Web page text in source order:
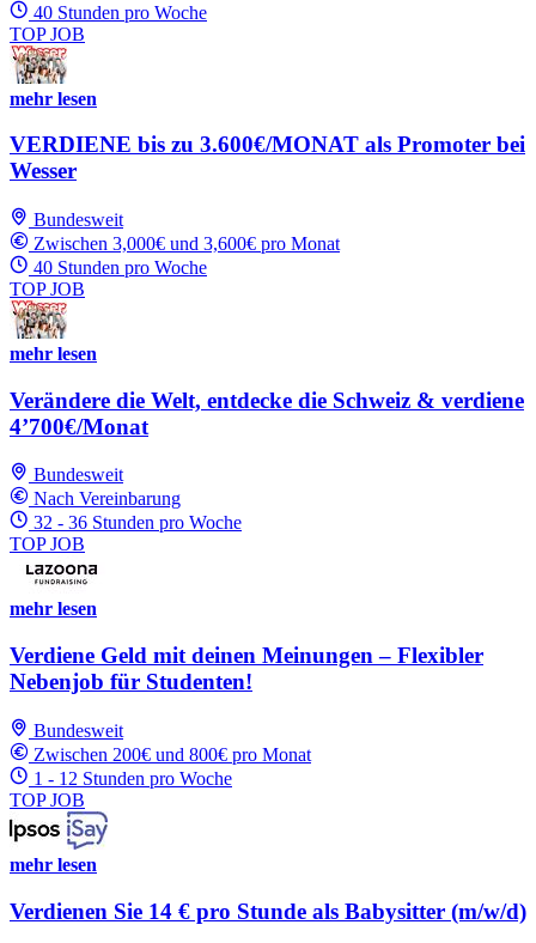
40 Stunden pro Woche
TOP JOB
mehr lesen
VERDIENE bis zu 3.600€/MONAT als Promoter bei
Wesser
Bundesweit
Zwischen 3,000€ und 3,600€ pro Monat
40 Stunden pro Woche
TOP JOB
mehr lesen
Verändere die Welt, entdecke die Schweiz & verdiene
4’700€/Monat
Bundesweit
Nach Vereinbarung
32 - 36 Stunden pro Woche
TOP JOB
mehr lesen
Verdiene Geld mit deinen Meinungen – Flexibler
Nebenjob für Studenten!
Bundesweit
Zwischen 200€ und 800€ pro Monat
1 - 12 Stunden pro Woche
TOP JOB
mehr lesen
Verdienen Sie 14 € pro Stunde als Babysitter (m/w/d)